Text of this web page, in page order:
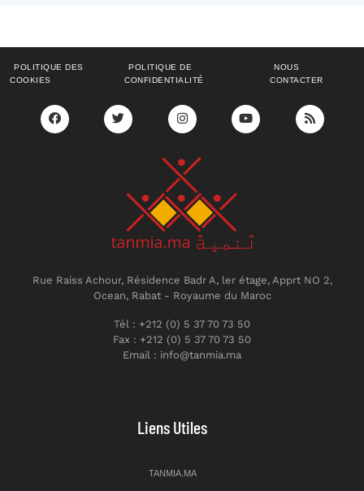
POLITIQUE DES
COOKIES
POLITIQUE DE
CONFIDENTIALITÉ
NOUS
CONTACTER
Rue Raiss Achour, Résidence Badr A, ler étage, Apprt NO 2,
Ocean, Rabat - Royaume du Maroc
Tél : +212 (0) 5 37 70 73 50
Fax : +212 (0) 5 37 70 73 50
Email : info@tanmia.ma
Liens Utiles
TANMIA.MA